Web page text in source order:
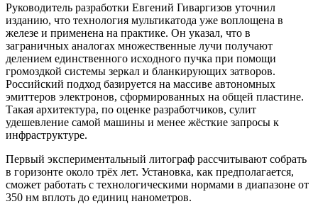
Руководитель разработки Евгений Гиваргизов уточнил
изданию, что технология мультикатода уже воплощена в
железе и применена на практике. Он указал, что в
заграничных аналогах множественные лучи получают
делением единственного исходного пучка при помощи
громоздкой системы зеркал и бланкирующих затворов.
Российский подход базируется на массиве автономных
эмиттеров электронов, сформированных на общей пластине.
Такая архитектура, по оценке разработчиков, сулит
удешевление самой машины и менее жёсткие запросы к
инфраструктуре.
Первый экспериментальный литограф рассчитывают собрать
в горизонте около трёх лет. Установка, как предполагается,
сможет работать с технологическими нормами в диапазоне от
350 нм вплоть до единиц нанометров.